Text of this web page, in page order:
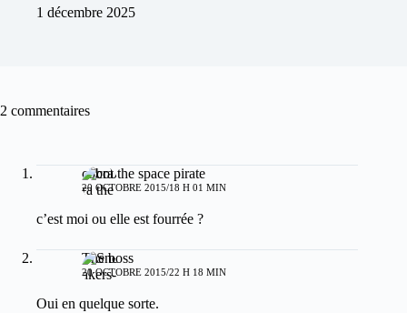
1 décembre 2025
2 commentaires
cobra the space pirate
20 OCTOBRE 2015/18 H 01 MIN
c’est moi ou elle est fourrée ?
The boss
20 OCTOBRE 2015/22 H 18 MIN
Oui en quelque sorte.